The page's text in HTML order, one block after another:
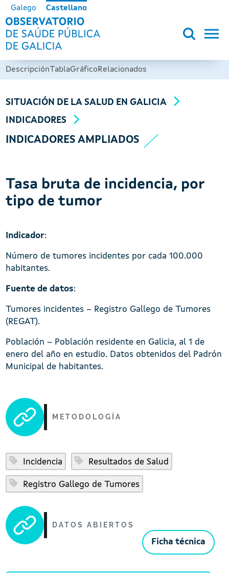
Pasar al contenido principal
Galego Castellano
OBSERVATORIO DE SALUD
DescripciónTablaGráficoRelacionados
SITUACIÓN DE LA SALUD EN GALICIA
INDICADORES
INDICADORES AMPLIADOS
Tasa bruta de incidencia, por
tipo de tumor
Indicador:
Número de tumores incidentes por cada 100.000
habitantes.
Fuente de datos:
Tumores incidentes – Registro Gallego de Tumores
(REGAT).
Población – Población residente en Galicia, al 1 de
enero del año en estudio. Datos obtenidos del Padrón
Municipal de habitantes.
METODOLOGÍA
Incidencia Resultados de Salud
Registro Gallego de Tumores
DATOS ABIERTOS
Ficha técnica